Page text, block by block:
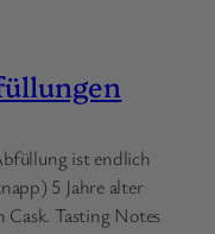
ist endlich
5 Jahre alter
Tasting Notes